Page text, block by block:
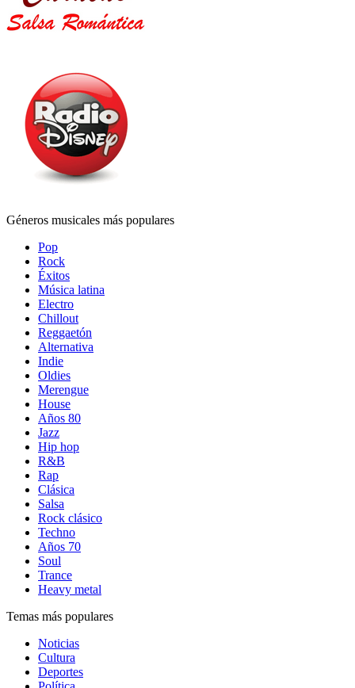
Géneros musicales más populares
Pop
Rock
Éxitos
Música latina
Electro
Chillout
Reggaetón
Alternativa
Indie
Oldies
Merengue
House
Años 80
Jazz
Hip hop
R&B
Rap
Clásica
Salsa
Rock clásico
Techno
Años 70
Soul
Trance
Heavy metal
Temas más populares
Noticias
Cultura
Deportes